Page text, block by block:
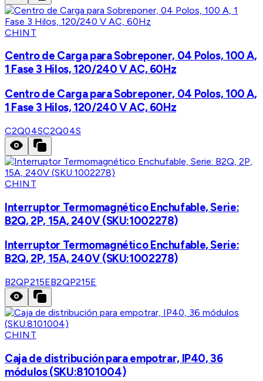
CHINT
Centro de Carga para Sobreponer, 04 Polos, 100 A,
1 Fase 3 Hilos, 120/240 V AC, 60Hz
Centro de Carga para Sobreponer, 04 Polos, 100 A,
1 Fase 3 Hilos, 120/240 V AC, 60Hz
C2Q04SC2Q04S
CHINT
Interruptor Termomagnético Enchufable, Serie:
B2Q, 2P, 15A, 240V (SKU:1002278)
Interruptor Termomagnético Enchufable, Serie:
B2Q, 2P, 15A, 240V (SKU:1002278)
B2QP215EB2QP215E
CHINT
Caja de distribución para empotrar, IP40, 36
módulos (SKU:8101004)